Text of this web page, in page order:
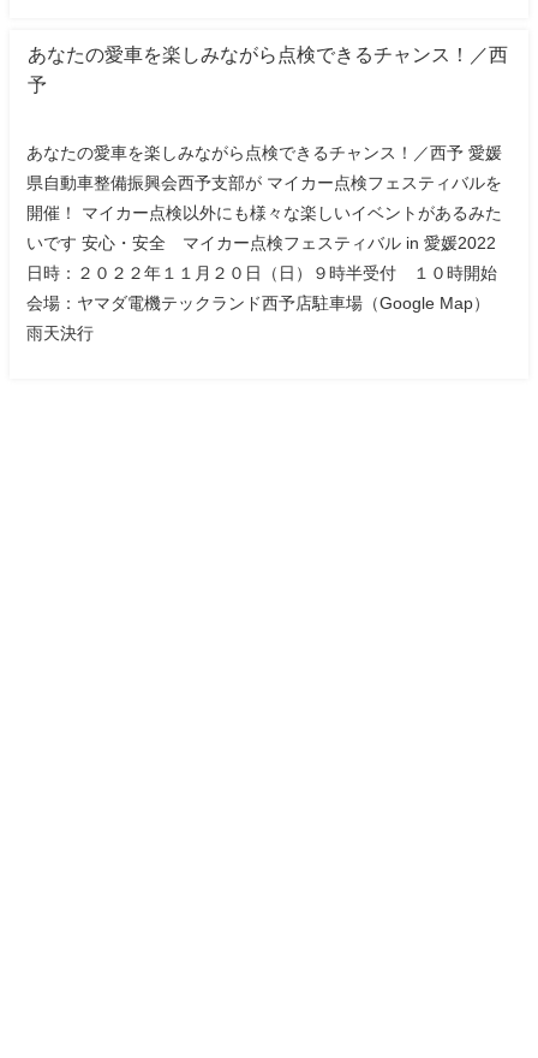
あなたの愛車を楽しみながら点検できるチャンス！／西
予
あなたの愛車を楽しみながら点検できるチャンス！／西予 愛媛
県自動車整備振興会西予支部が マイカー点検フェスティバルを
開催！ マイカー点検以外にも様々な楽しいイベントがあるみた
いです 安心・安全 マイカー点検フェスティバル in 愛媛2022
日時：２０２２年１１月２０日（日）９時半受付 １０時開始
会場：ヤマダ電機テックランド西予店駐車場（Google Map）
雨天決行